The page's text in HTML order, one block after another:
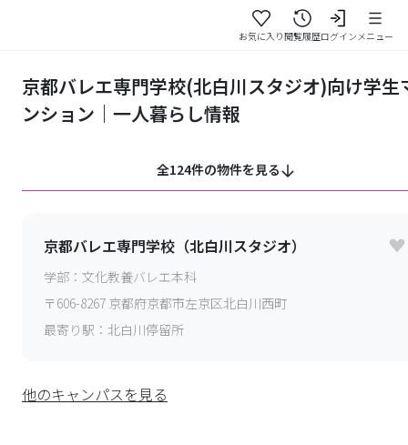
お気に入り閲覧履歴ログインメニュー
京都バレエ専門学校(北白川スタジオ)向け学生
ンション｜一人暮らし情報
全124件の物件を見る
京都バレエ専門学校（北白川スタジオ）
学部： 文化教養バレエ本科
〒606-8267 京都府京都市左京区北白川西町
最寄り駅： 北白川停留所
他のキャンパスを見る